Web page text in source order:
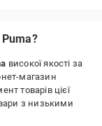
високої якості за
магазин
товарів цієї
з низькими